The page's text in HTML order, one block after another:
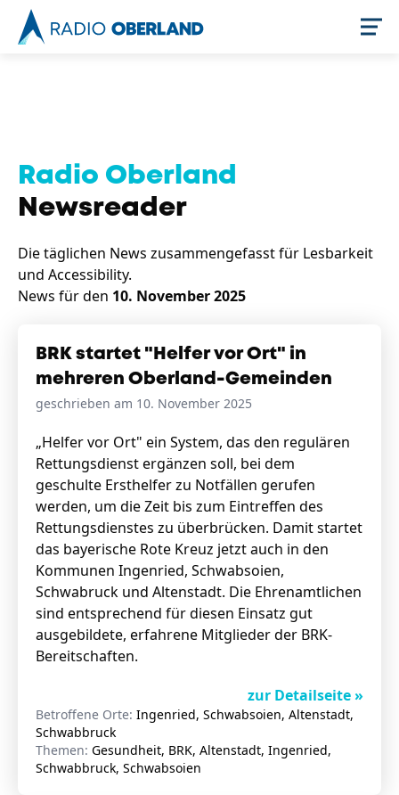
Newsreader
Stellenangebote
Unternehmen
Das geheime Geräusch
Wandern
Fotobox
Amphibienschutz
Team
Programm
Service
Nachgehört
Newsletter
Zeit fürs Oberland
Handwerker
Radio Oberland
Newsreader
Die täglichen News zusammengefasst für Lesbarkeit
und Accessibility.
News für den 10. November 2025
BRK startet "Helfer vor Ort" in
mehreren Oberland-Gemeinden
geschrieben am 10. November 2025
„Helfer vor Ort" ein System, das den regulären
Rettungsdienst ergänzen soll, bei dem
geschulte Ersthelfer zu Notfällen gerufen
werden, um die Zeit bis zum Eintreffen des
Rettungsdienstes zu überbrücken. Damit startet
das bayerische Rote Kreuz jetzt auch in den
Kommunen Ingenried, Schwabsoien,
Schwabruck und Altenstadt. Die Ehrenamtlichen
sind entsprechend für diesen Einsatz gut
ausgebildete, erfahrene Mitglieder der BRK-
Bereitschaften.
zur Detailseite »
Betroffene Orte: Ingenried, Schwabsoien, Altenstadt,
Schwabbruck
Themen: Gesundheit, BRK, Altenstadt, Ingenried,
Schwabbruck, Schwabsoien